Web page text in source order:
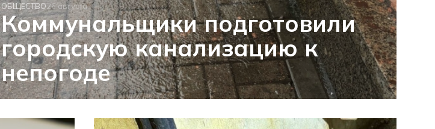
ОБЩЕСТВО26 августа
Коммунальщики подготовили
городскую канализацию к
непогоде